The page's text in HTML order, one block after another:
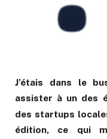
J’étais dans le
assister à un des
des startups
édition, ce qui